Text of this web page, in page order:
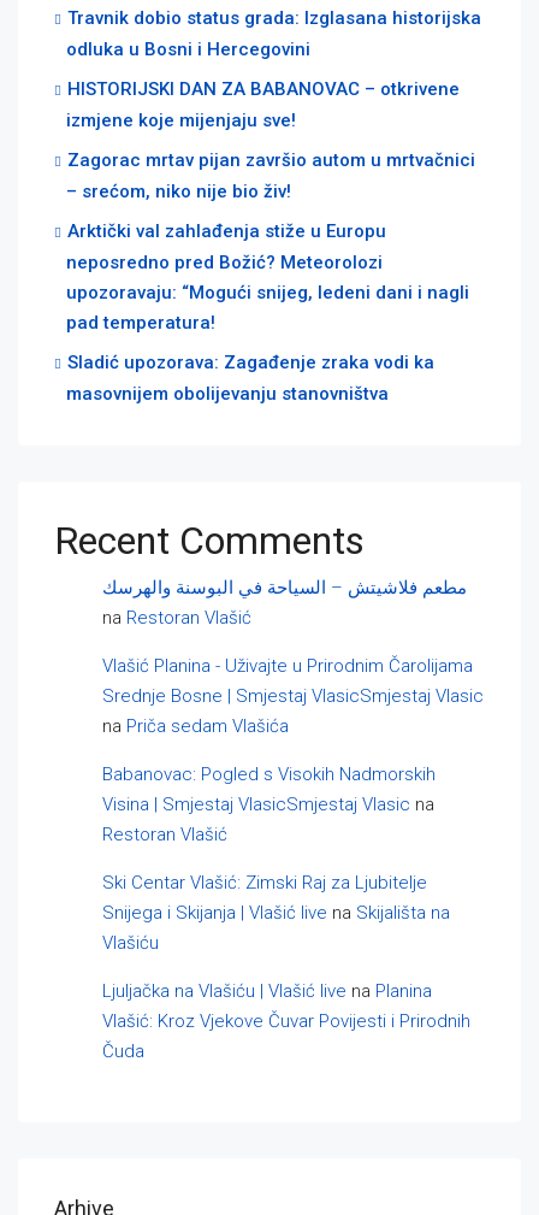
Travnik dobio status grada: Izglasana historijska
odluka u Bosni i Hercegovini
HISTORIJSKI DAN ZA BABANOVAC – otkrivene
izmjene koje mijenjaju sve!
Zagorac mrtav pijan završio autom u mrtvačnici
– srećom, niko nije bio živ!
Arktički val zahlađenja stiže u Europu
neposredno pred Božić? Meteorolozi
upozoravaju: “Mogući snijeg, ledeni dani i nagli
pad temperatura!
Sladić upozorava: Zagađenje zraka vodi ka
masovnijem obolijevanju stanovništva
Recent Comments
مطعم فلاشيتش – السياحة في البوسنة والهرسك
na Restoran Vlašić
Vlašić Planina - Uživajte u Prirodnim Čarolijama
Srednje Bosne | Smjestaj VlasicSmjestaj Vlasic
na Priča sedam Vlašića
Babanovac: Pogled s Visokih Nadmorskih
Visina | Smjestaj VlasicSmjestaj Vlasic na
Restoran Vlašić
Ski Centar Vlašić: Zimski Raj za Ljubitelje
Snijega i Skijanja | Vlašić live na Skijališta na
Vlašiću
Ljuljačka na Vlašiću | Vlašić live na Planina
Vlašić: Kroz Vjekove Čuvar Povijesti i Prirodnih
Čuda
Arhive